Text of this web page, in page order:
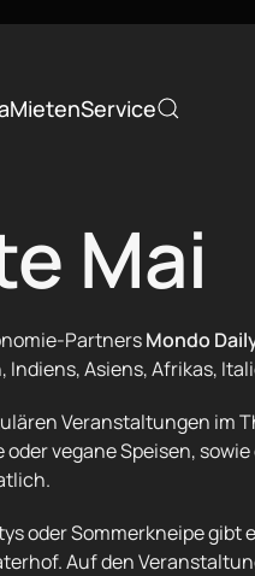
MietenService
Mai
PartnersMondo
Asiens, Afrikas,
Veranstaltungen im
vegane Speisen,
oder Sommerkneipe gibt
Auf den